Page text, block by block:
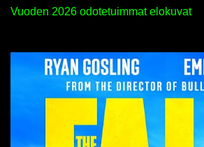
Vuoden 2026 odotetuimmat elokuvat